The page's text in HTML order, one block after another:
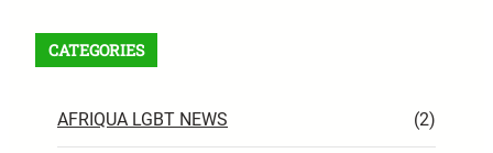
CATEGORIES
AFRIQUA LGBT NEWS (2)